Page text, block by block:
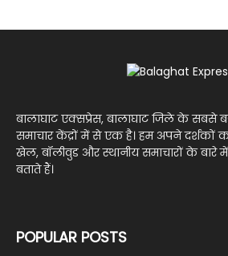
बालाघाट एक्सप्रेस, बालाघाट जिले के सबसे
समाचार केंद्रों में से एक है। हम अपने दर्शकों को
खेल, बॉलीवुड और स्थानीय समाचारों के बारे
बताते हैं।
POPULAR POSTS